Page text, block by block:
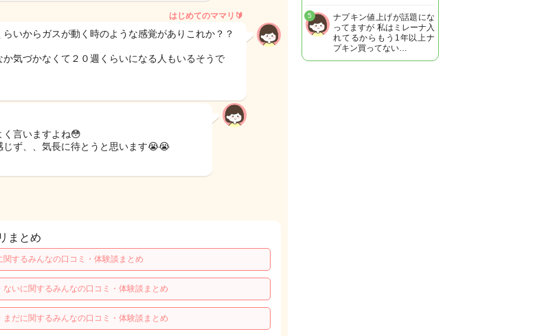
はじめてのママリ🔰
いからガスが動く時のような感覚がありこれか？？
か気づかなくて２０週くらいになる人もいるそうで
く言いますよね😳
じず、、気長に待とうと思います😭😭
まとめ
関するみんなの口コミ・体験談まとめ
ないに関するみんなの口コミ・体験談まとめ
まだに関するみんなの口コミ・体験談まとめ
ナプキン値上げが話題にな
ってますが 私はミレーナ入
れてるからもう1年以上ナ
プキン買ってない…
5